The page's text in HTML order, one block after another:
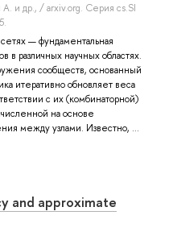
А. и др., / arxiv.org. Серия cs.SI
— фундаментальная
в различных научных областях.
сообществ, основанный
итеративно обновляет веса
с их (комбинаторной)
на основе
между узлами. Известно, ...
and approximate